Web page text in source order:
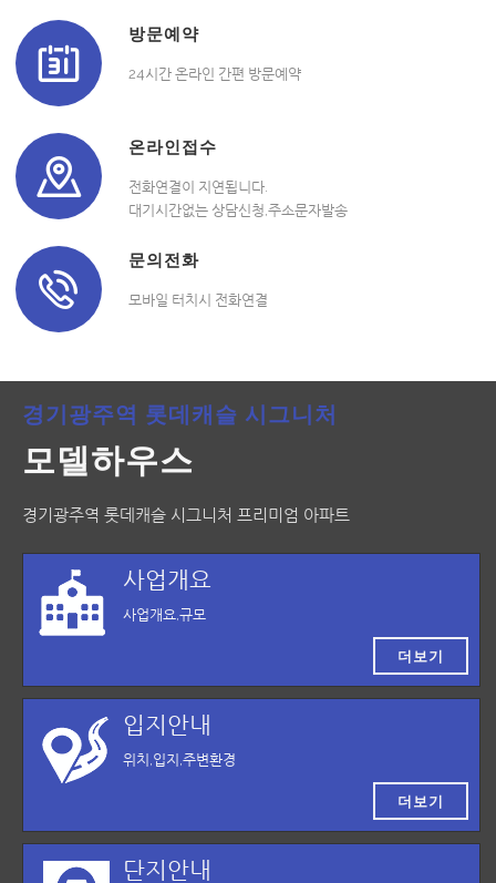
방문예약
24시간 온라인 간편 방문예약
온라인접수
전화연결이 지연됩니다.
대기시간없는 상담신청,주소문자발송
문의전화
모바일 터치시 전화연결
경기광주역 롯데캐슬 시그니처
모델하우스
경기광주역 롯데캐슬 시그니처 프리미엄 아파트
사업개요
사업개요,규모
더보기
입지안내
위치,입지,주변환경
더보기
단지안내